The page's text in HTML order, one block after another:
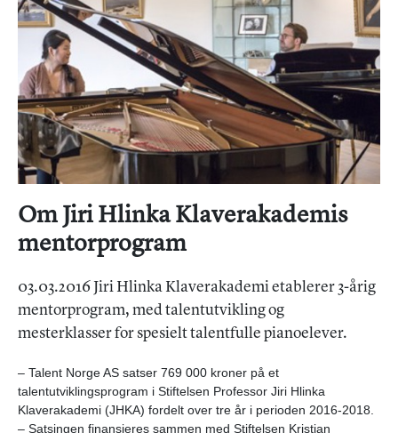
Om Jiri Hlinka Klaverakademis
mentorprogram
03.03.2016 Jiri Hlinka Klaverakademi etablerer 3-årig
mentorprogram, med talentutvikling og
mesterklasser for spesielt talentfulle pianoelever.
– Talent Norge AS satser 769 000 kroner på et
talentutviklingsprogram i Stiftelsen Professor Jiri Hlinka
Klaverakademi (JHKA) fordelt over tre år i perioden 2016-2018.
– Satsingen finansieres sammen med Stiftelsen Kristian